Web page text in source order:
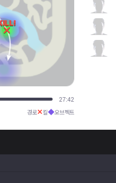
33:11
경로✕킬◆오브젝트